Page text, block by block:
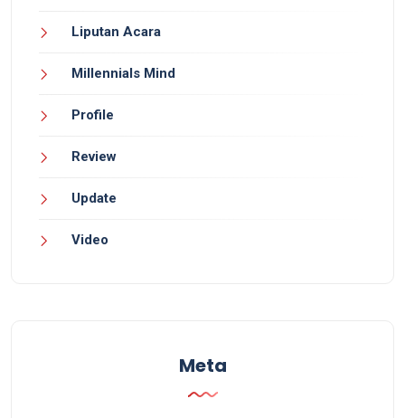
Liputan Acara
Millennials Mind
Profile
Review
Update
Video
Meta